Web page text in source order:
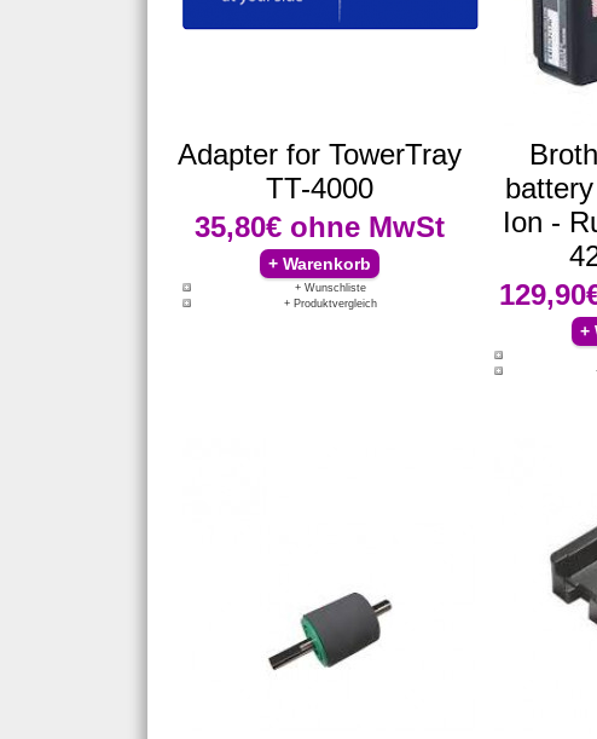
Adapter for TowerTray
TT-4000
35,80€ ohne MwSt
+ Wunschliste
+ Produktvergleich
Ion -